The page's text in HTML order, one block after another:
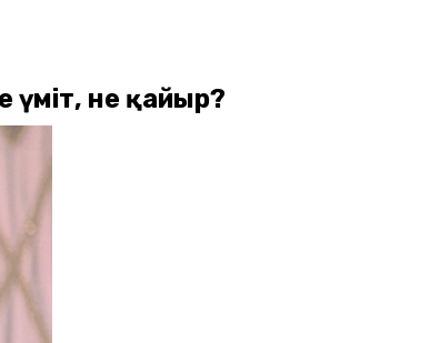
үміт, не қайыр?